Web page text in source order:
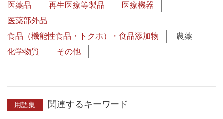
医薬品 再生医療等製品
医療機器
医薬部外品
食品（機能性食品・トクホ）・食品添加物
農薬
化学物質
その他
用語集 関連するキーワード